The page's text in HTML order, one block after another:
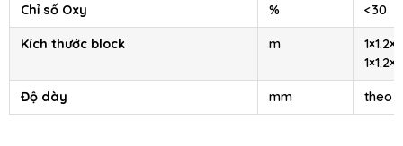
Chỉ số Oxy % <30
Kích thước block m
1×1.2×4
Độ dày mm theo